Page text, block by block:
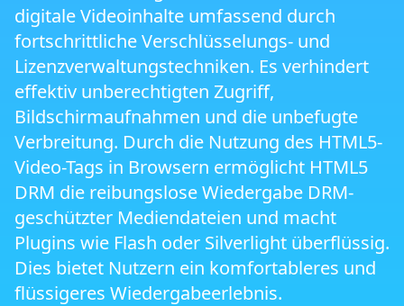
digitale Videoinhalte umfassend durch
fortschrittliche Verschlüsselungs- und
Lizenzverwaltungstechniken. Es verhindert
effektiv unberechtigten Zugriff,
Bildschirmaufnahmen und die unbefugte
Verbreitung. Durch die Nutzung des HTML5-
Video-Tags in Browsern ermöglicht HTML5
DRM die reibungslose Wiedergabe DRM-
geschützter Mediendateien und macht
Plugins wie Flash oder Silverlight überflüssig.
Dies bietet Nutzern ein komfortableres und
flüssigeres Wiedergabeerlebnis.